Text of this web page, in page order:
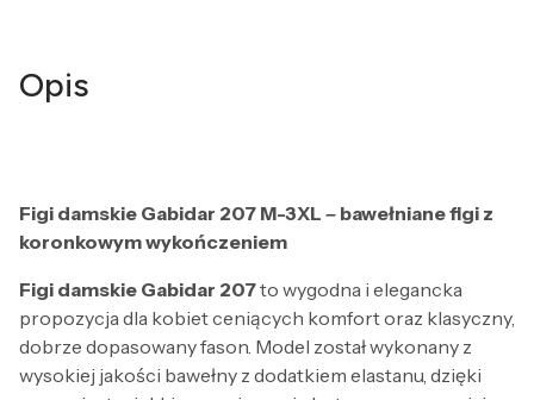
Opis
Figi damskie Gabidar 207 M-3XL – bawełniane figi z
koronkowym wykończeniem
Figi damskie Gabidar 207to wygodna i elegancka
propozycja dla kobiet ceniących komfort oraz klasyczny,
dobrze dopasowany fason. Model został wykonany z
wysokiej jakości bawełny z dodatkiem elastanu, dzięki